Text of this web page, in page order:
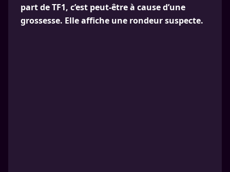
part de TF1, c’est peut-être à cause d’une
grossesse. Elle affiche une rondeur suspecte.